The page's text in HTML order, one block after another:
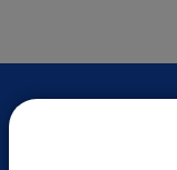
SO ERREICHEN